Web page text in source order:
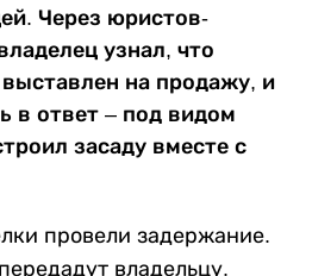
Через юристов-
узнал, что
на продажу, и
в ответ – под видом
засаду вместе с
провели задержание.
владельцу.